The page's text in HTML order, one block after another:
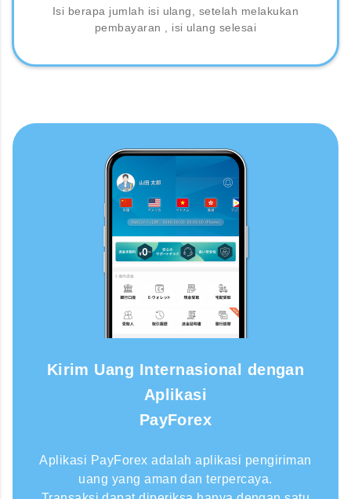
Isi berapa jumlah isi ulang, setelah melakukan
pembayaran , isi ulang selesai
Kirim Uang Internasional dengan
Aplikasi
PayForex
Aplikasi PayForex adalah aplikasi pengiriman
uang yang aman dan terpercaya.